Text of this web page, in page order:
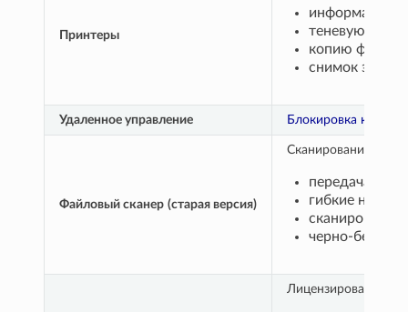
Принтеры
информацию
теневую
копию файла
снимок
Удаленное управление Блокировка
Файловый сканер (старая версия)
Сканирование
передача
гибкие
черно-белые
Лицензированный